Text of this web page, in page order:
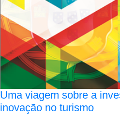
Uma viagem sobre a
inovação no turismo